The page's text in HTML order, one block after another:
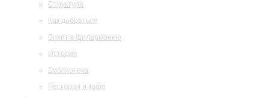
Структура
Как добраться
Визит в филармонию
История
Библиотека
Ресторан и кафе